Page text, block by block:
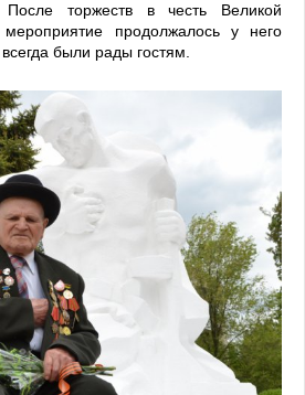
торжеств в честь Великой
продолжалось у него
были рады гостям.